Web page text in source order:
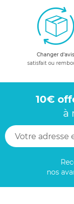
Changer d'avis
satisfait ou
10€
à
nos